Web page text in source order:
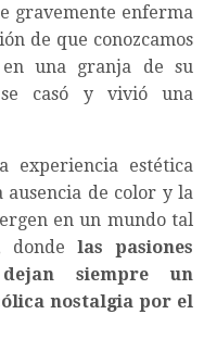
gravemente enferma
de que conozcamos
una granja de su
casó y vivió una
experiencia estética
ausencia de color y la
en un mundo tal
donde las pasiones
siempre un
nostalgia por el